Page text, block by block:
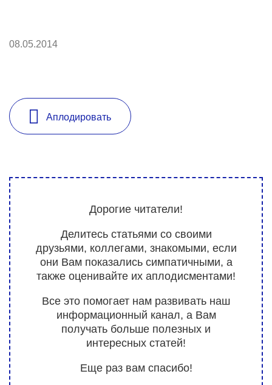
08.05.2014
Аплодировать
Дорогие читатели!
Делитесь статьями со своими
друзьями, коллегами, знакомыми, если
они Вам показались симпатичными, а
также оценивайте их аплодисментами!
Все это помогает нам развивать наш
информационный канал, а Вам
получать больше полезных и
интересных статей!
Еще раз вам спасибо!